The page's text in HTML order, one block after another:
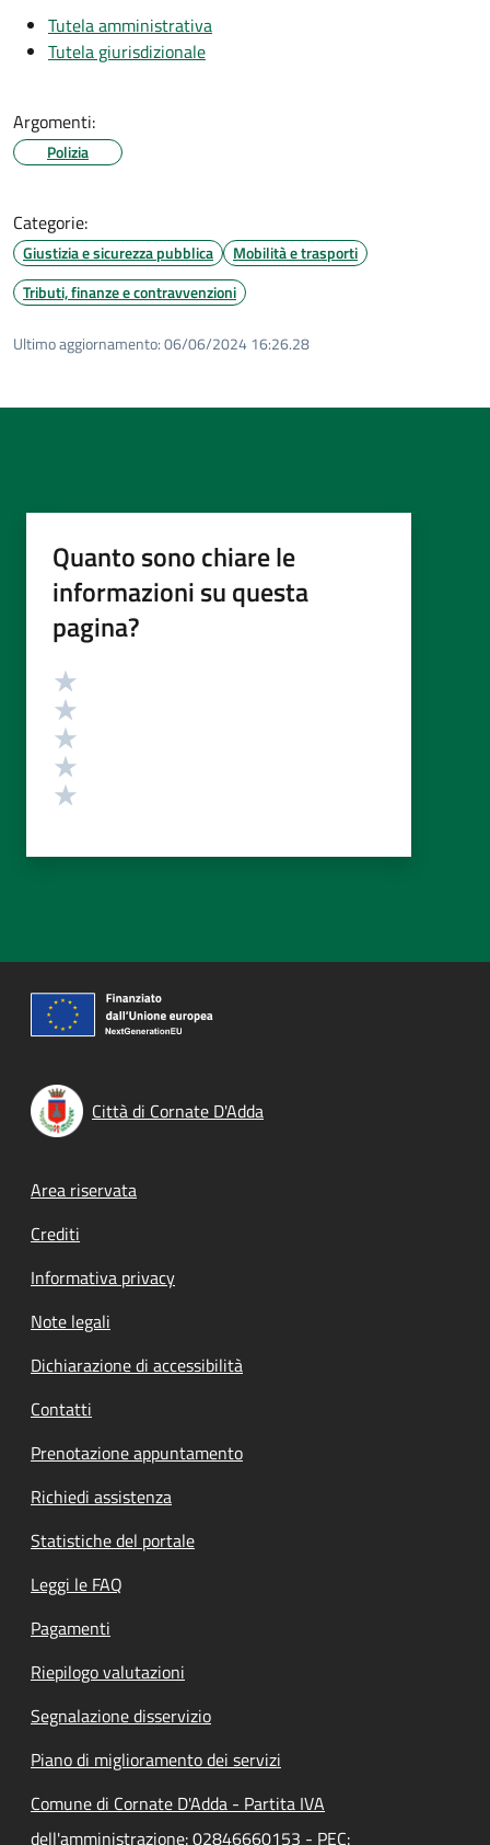
Tutela amministrativa
Tutela giurisdizionale
Argomenti:
Polizia
Categorie:
Giustizia e sicurezza pubblica
Mobilità e trasporti
Tributi, finanze e contravvenzioni
Ultimo aggiornamento:06/06/2024 16:26.28
Quanto sono chiare le
informazioni su questa
pagina?
Valutazione
Città di Cornate D'Adda
Footer menu
Area riservata
Crediti
Informativa privacy
Note legali
Dichiarazione di accessibilità
Contatti
Prenotazione appuntamento
Richiedi assistenza
Statistiche del portale
Leggi le FAQ
Pagamenti
Riepilogo valutazioni
Segnalazione disservizio
Piano di miglioramento dei servizi
Comune di Cornate D'Adda - Partita IVA
dell'amministrazione: 02846660153 - PEC: